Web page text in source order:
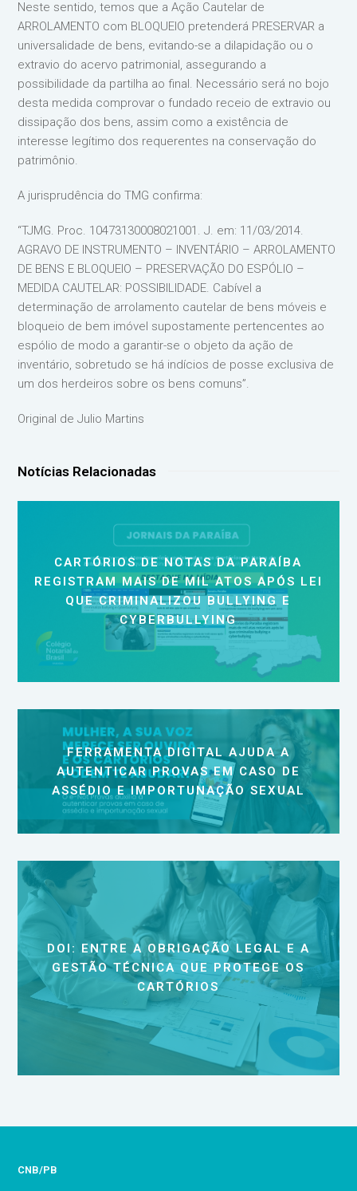
Neste sentido, temos que a Ação Cautelar de
ARROLAMENTO com BLOQUEIO pretenderá PRESERVAR a
universalidade de bens, evitando-se a dilapidação ou o
extravio do acervo patrimonial, assegurando a
possibilidade da partilha ao final. Necessário será no bojo
desta medida comprovar o fundado receio de extravio ou
dissipação dos bens, assim como a existência de
interesse legítimo dos requerentes na conservação do
patrimônio.⁣
A jurisprudência do TMG confirma:⁣
“TJMG. Proc. 10473130008021001. J. em: 11/03/2014.
AGRAVO DE INSTRUMENTO – INVENTÁRIO – ARROLAMENTO
DE BENS E BLOQUEIO – PRESERVAÇÃO DO ESPÓLIO –
MEDIDA CAUTELAR: POSSIBILIDADE. Cabível a
determinação de arrolamento cautelar de bens móveis e
bloqueio de bem imóvel supostamente pertencentes ao
espólio de modo a garantir-se o objeto da ação de
inventário, sobretudo se há indícios de posse exclusiva de
um dos herdeiros sobre os bens comuns”.⁣
Original de Julio Martins
Notícias Relacionadas
CARTÓRIOS DE NOTAS DA PARAÍBA
REGISTRAM MAIS DE MIL ATOS APÓS LEI
QUE CRIMINALIZOU BULLYING E
CYBERBULLYING
FERRAMENTA DIGITAL AJUDA A
AUTENTICAR PROVAS EM CASO DE
ASSÉDIO E IMPORTUNAÇÃO SEXUAL
DOI: ENTRE A OBRIGAÇÃO LEGAL E A
GESTÃO TÉCNICA QUE PROTEGE OS
CARTÓRIOS
CNB/PB